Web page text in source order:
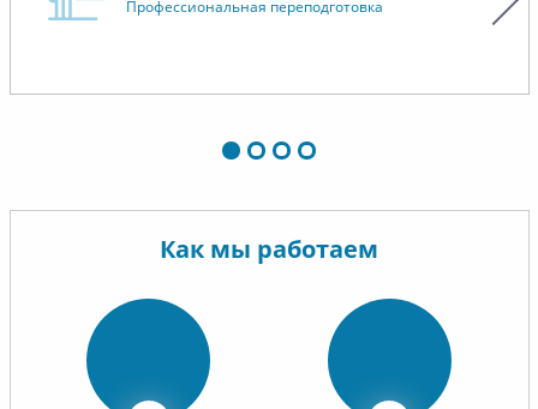
высоком качестве учебных
Профессиональная переподготовка
Как мы работаем